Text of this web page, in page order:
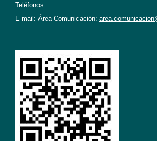
Teléfonos
E-mail: Área Comunicación: